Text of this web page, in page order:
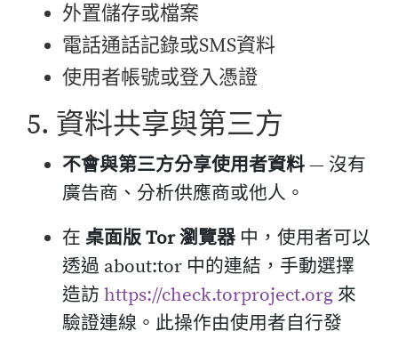
外置儲存或檔案
電話通話記錄或SMS資料
使用者帳號或登入憑證
5. 資料共享與第三方
不會與第三方分享使用者資料— 沒有
廣告商、分析供應商或他人。
在 桌面版 Tor 瀏覽器 中，使用者可以
透過 about:tor 中的連結，手動選擇
造訪 https://check.torproject.org 來
驗證連線。此操作由使用者自行發